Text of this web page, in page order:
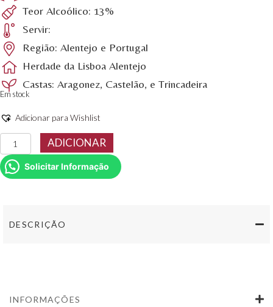
Teor Alcoólico: 13%
Servir:
Região: Alentejo e Portugal
Herdade da Lisboa Alentejo
Castas: Aragonez, Castelão, e Trincadeira
Em stock
Adicionar para Wishlist
Quantidade
de
Vinho
Tinto
Tinto
ADICIONAR
Solicitar Informação
DESCRIÇÃO
INFORMAÇÕES